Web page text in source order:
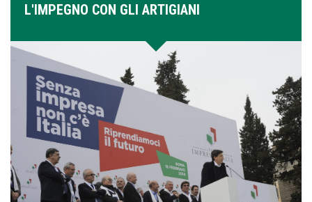
L'IMPEGNO CON GLI ARTIGIANI